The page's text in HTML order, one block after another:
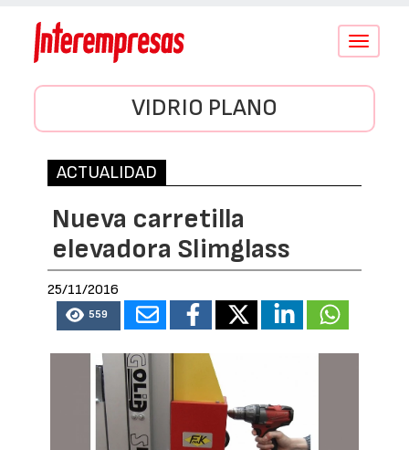
Conmutar
VIDRIO PLANO
ACTUALIDAD
Nueva carretilla
elevadora Slimglass
25/11/2016
559